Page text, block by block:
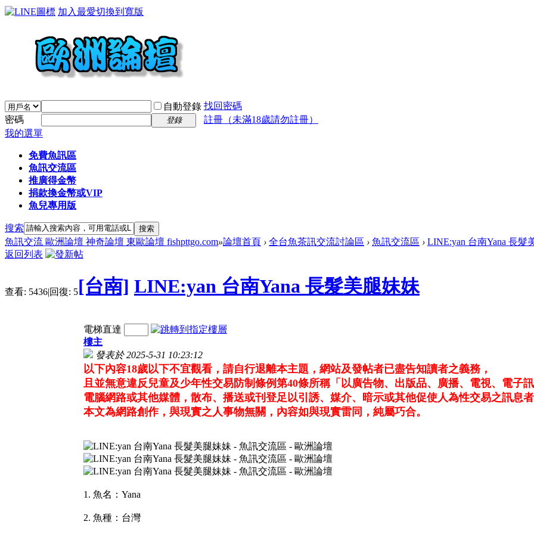
加入最愛切換到寬版
自動登錄 找回密碼
密碼
登錄
註冊（未滿18歲請勿註冊）
我的選單
免費魚訊區
魚訊交流區
推廣得金幣
捐款換金幣或VIP
魚兒專用版
搜索 搜索
魚訊交流 歐洲論壇 神奇論壇 東歐論壇 fishpttgo.com»論壇首頁 › 全台魚茶訊交流討論區 › 魚訊交流區 › LINE:yan 台南Yana 長髮
返回列表
查看: 5436|回復: 5[台南] LINE:yan 台南Yana 長髮美腿妹妹
電梯直達
樓主
發表於 2025-5-31 10:23:12
以下內容18歲以下不宜觀看，請自行退離本主題，網站及發帖者已盡告知讀者之義務，
且並無意違反兒童及少年性交易防制條例第40條所稱「以廣告物、出版品、廣播、電視、電子訊
電腦網路或其他媒體，散布、播送或刊登足以引誘、媒介、暗示或其他促使人為性交易之訊息者
本文為網路創作，與現實之人事物無關，內容如與現實雷同，純屬巧合。
1. 魚名：Yana
2. 魚種：台灣